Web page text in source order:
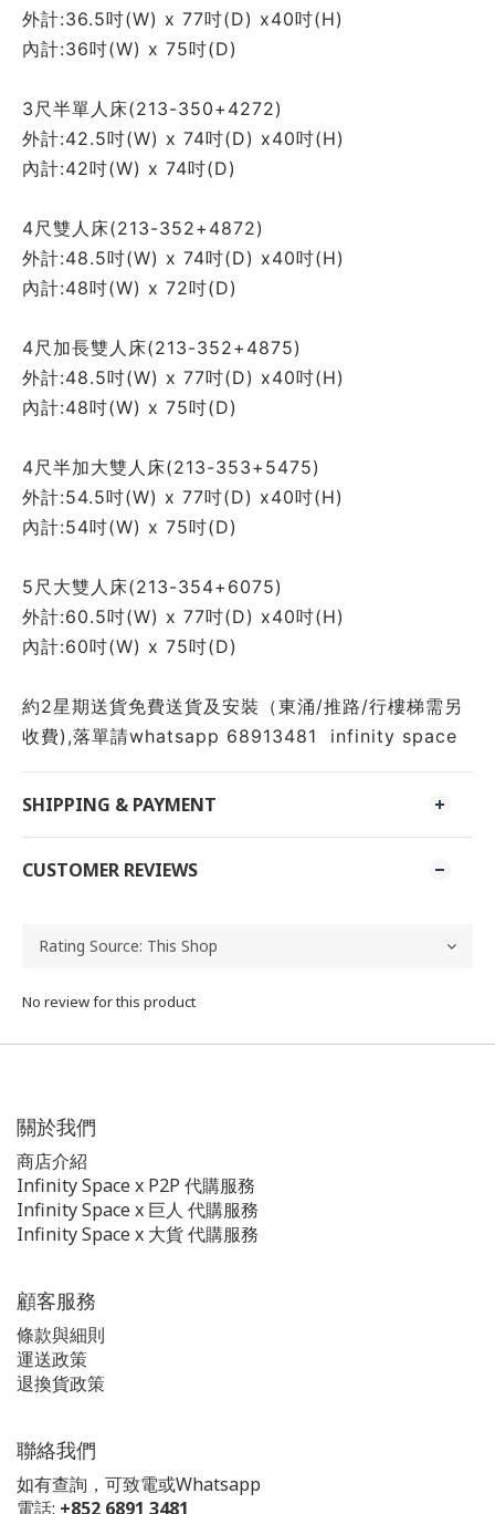
外計:36.5吋(W) x 77吋(D) x40吋(H)
內計:36吋(W) x 75吋(D)
3尺半單人床(213-350+4272)
外計:42.5吋(W) x 74吋(D) x40吋(H)
內計:42吋(W) x 74吋(D)
4尺雙人床(213-352+4872)
外計:48.5吋(W) x 74吋(D) x40吋(H)
內計:48吋(W) x 72吋(D)
4尺加長雙人床(213-352+4875)
外計:48.5吋(W) x 77吋(D) x40吋(H)
內計:48吋(W) x 75吋(D)
4尺半加大雙人床(213-353+5475)
外計:54.5吋(W) x 77吋(D) x40吋(H)
內計:54吋(W) x 75吋(D)
5尺大雙人床(213-354+6075)
外計:60.5吋(W) x 77吋(D) x40吋(H)
內計:60吋(W) x 75吋(D)
約2星期送貨免費送貨及安裝（東涌/推路/行樓梯需另
收費),落單請whatsapp 68913481  infinity space
SHIPPING & PAYMENT
CUSTOMER REVIEWS
No review for this product
關於我們
商店介紹
Infinity Space x P2P 代購服務
Infinity Space x 巨人 代購服務
Infinity Space x 大貨 代購服務
顧客服務
條款與細則
運送政策
退換貨政策
聯絡我們
如有查詢，可致電或Whatsapp
電話: +852 6891 3481